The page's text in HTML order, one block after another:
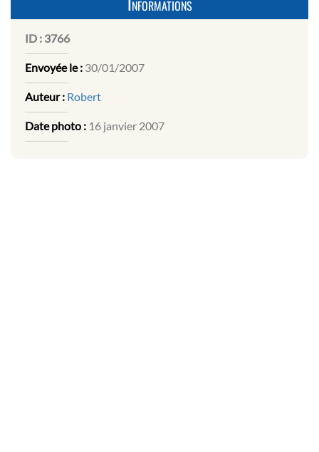
ID : 3766
Envoyée le : 30/01/2007
Auteur : Robert
Date photo : 16 janvier 2007